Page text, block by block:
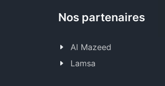
Nos partenaires
Al Mazeed
Lamsa